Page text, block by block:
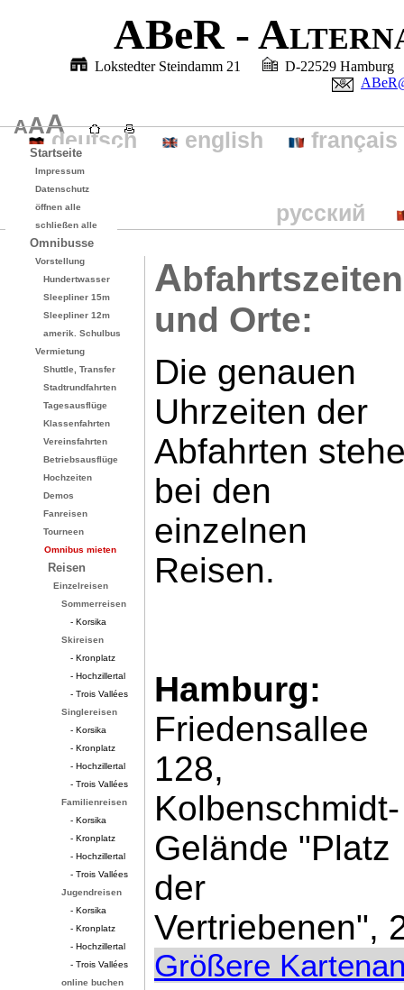
ABeR -
Lokstedter Steindamm 21
D-22529
AAA
deutsch english français
русский
Abfahrtszeiten
und Orte:
Die genauen
Uhrzeiten der
Abfahrten
bei den
einzelnen
Reisen.
Hamburg:
Friedensallee
128,
Kolbenschmidt-
Gelände "Platz
der
Vertriebenen",
Größere
Startseite
Impressum
Datenschutz
öffnen alle
schließen alle
Omnibusse
Vorstellung
Hundertwasser
Sleepliner 15m
Sleepliner 12m
amerik. Schulbus
Vermietung
Shuttle, Transfer
Stadtrundfahrten
Tagesausflüge
Klassenfahrten
Vereinsfahrten
Betriebsausflüge
Hochzeiten
Demos
Fanreisen
Tourneen
Omnibus mieten
Reisen
Einzelreisen
Sommerreisen
- Korsika
Skireisen
- Kronplatz
- Hochzillertal
- Trois Vallées
Singlereisen
- Korsika
- Kronplatz
- Hochzillertal
- Trois Vallées
Familienreisen
- Korsika
- Kronplatz
- Hochzillertal
- Trois Vallées
Jugendreisen
- Korsika
- Kronplatz
- Hochzillertal
- Trois Vallées
online buchen